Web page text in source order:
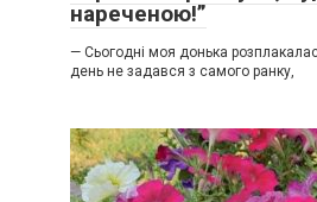
нареченою!”
— Сьогодні моя донька
день не задався з самого ранку,